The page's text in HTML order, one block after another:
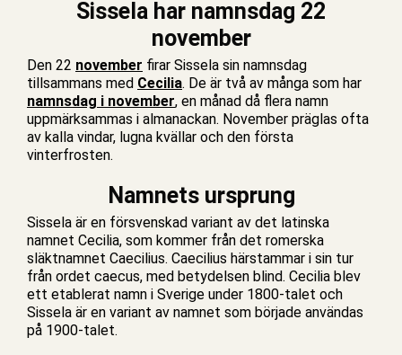
Sissela har namnsdag 22
november
Den 22 november firar Sissela sin namnsdag
tillsammans med Cecilia. De är två av många som har
namnsdag i november, en månad då flera namn
uppmärksammas i almanackan. November präglas ofta
av kalla vindar, lugna kvällar och den första
vinterfrosten.
Namnets ursprung
Sissela är en försvenskad variant av det latinska
namnet Cecilia, som kommer från det romerska
släktnamnet Caecilius. Caecilius härstammar i sin tur
från ordet caecus, med betydelsen blind. Cecilia blev
ett etablerat namn i Sverige under 1800-talet och
Sissela är en variant av namnet som började användas
på 1900-talet.